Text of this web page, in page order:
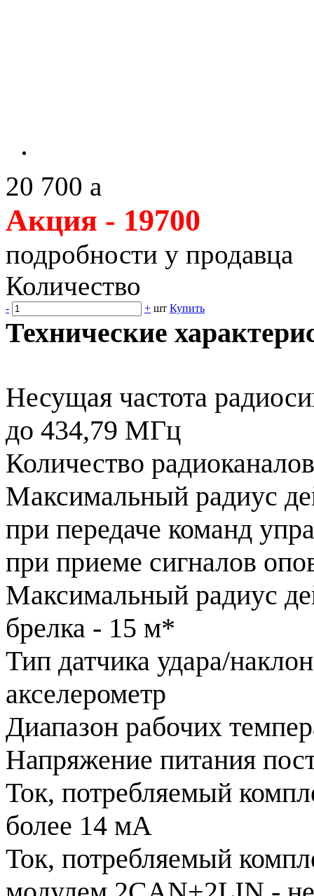
20 700 a
Акция - 19700
подробности у продавца
Количество
- + шт Купить
Технические
Несущая частота
до 434,79 МГц
Количество
Максимальный радиус
при передаче команд
при приеме сигналов
Максимальный радиус
брелка - 15 м*
Тип датчика удара/
акселерометр
Диапазон рабочих
Напряжение питания
Ток, потребляемый
более 14 мА
Ток, потребляемый